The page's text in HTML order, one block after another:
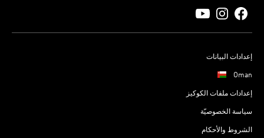
إعدادات البيانات
Oman
إعدادات ملفات الكوكيز
سياسة الخصوصيّة
الشروط والأحكام